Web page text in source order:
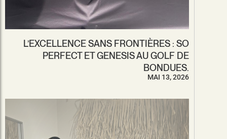
L’EXCELLENCE SANS FRONTIÈRES : SO
PERFECT ET GENESIS AU GOLF DE
BONDUES.
MAI 13, 2026